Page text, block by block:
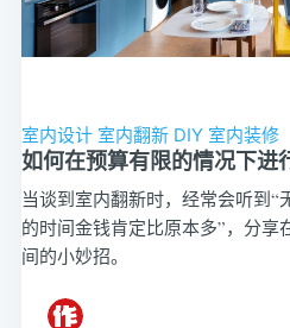
室内设计 室内翻新 DIY 室内装修
如何在预算有限的情况下进
当谈到室内翻新时，经常会听到“
的时间金钱肯定比原本多”，分享
间的小妙招。